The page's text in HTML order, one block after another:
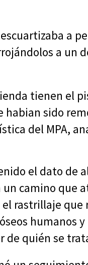
a
a un
tienen el
sido
del MPA,
el dato de
camino que
rastrillaje que
humanos
de quién se